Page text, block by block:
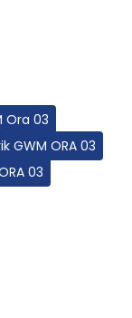
Ora 03
GWM ORA 03
03